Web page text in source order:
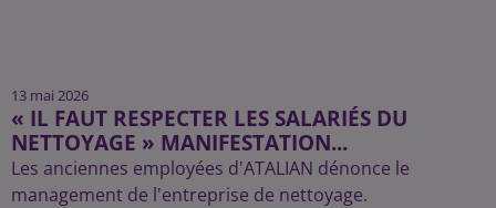
13 mai 2026
« IL FAUT RESPECTER LES SALARIÉS DU
NETTOYAGE » MANIFESTATION...
Les anciennes employées d'ATALIAN dénonce le
management de l'entreprise de nettoyage.